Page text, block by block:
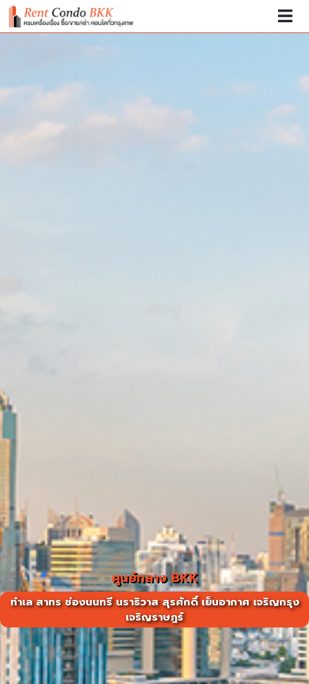
ศูนย์กลาง BKK
ทำเล สาทร ช่องนนทรี นราธิวาส สุรศักดิ์ เย็นอากาศ เจริญกรุง
เจริญราษฎร์